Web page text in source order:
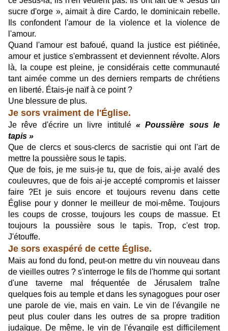
sucre d'orge », aimait à dire Cardo, le dominicain rebelle.
Ils confondent l'amour de la violence et la violence de
l'amour.
Quand l'amour est bafoué, quand la justice est piétinée,
amour et justice s'embrassent et deviennent révolte. Alors
là, la coupe est pleine, je considérais cette communauté
tant aimée comme un des derniers remparts de chrétiens
en liberté. Étais-je naïf à ce point ?
Une blessure de plus.
Je sors vraiment de l'Église.
Je rêve d'écrire un livre intitulé « Poussière sous le
tapis »
Que de clercs et sous-clercs de sacristie qui ont l'art de
mettre la poussière sous le tapis.
Que de fois, je me suis-je tu, que de fois, ai-je avalé des
couleuvres, que de fois ai-je accepté compromis et laisser
faire ?Et je suis encore et toujours revenu dans cette
Église pour y donner le meilleur de moi-même. Toujours
les coups de crosse, toujours les coups de massue. Et
toujours la poussière sous le tapis. Trop, c'est trop.
J'étouffe.
Je sors exaspéré de cette Église.
Mais au fond du fond, peut-on mettre du vin nouveau dans
de vieilles outres ? s'interroge le fils de l'homme qui sortant
d'une taverne mal fréquentée de Jérusalem traîne
quelques fois au temple et dans les synagogues pour oser
une parole de vie, mais en vain. Le vin de l'évangile ne
peut plus couler dans les outres de sa propre tradition
judaïque. De même, le vin de l'évangile est difficilement